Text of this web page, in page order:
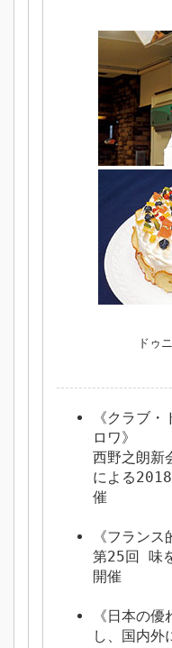
ドゥ
《クラブ
ロワ》
西野之朗新
による
催
《フラン
第25回 味
開催
《日本の
し、国内外